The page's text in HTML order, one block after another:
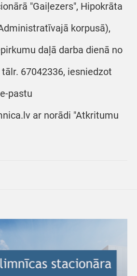
"Gaiļezers", Hipokrāta
korpusā),
daļā darba dienā no
67042336, iesniedzot
pastu
ar norādi "Atkritumu